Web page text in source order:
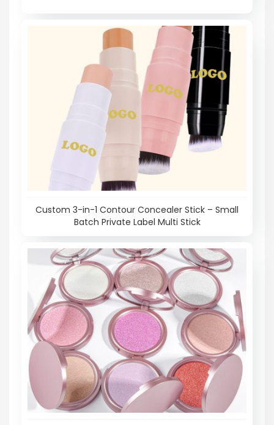
Custom 3-in-1 Contour Concealer Stick – Small
Batch Private Label Multi Stick